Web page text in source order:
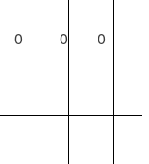
0 0 0